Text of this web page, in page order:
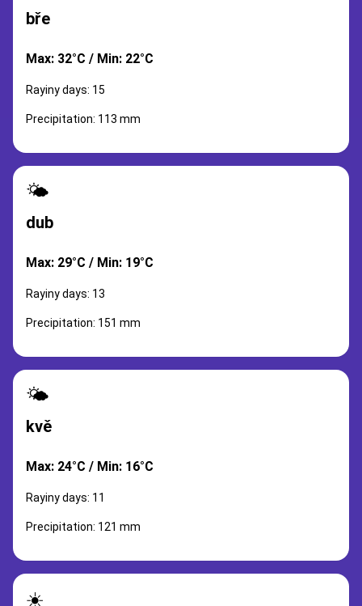
bře
Max: 32°C / Min: 22°C
Rayiny days: 15
Precipitation: 113 mm
🌤️
dub
Max: 29°C / Min: 19°C
Rayiny days: 13
Precipitation: 151 mm
🌤️
kvě
Max: 24°C / Min: 16°C
Rayiny days: 11
Precipitation: 121 mm
☀️